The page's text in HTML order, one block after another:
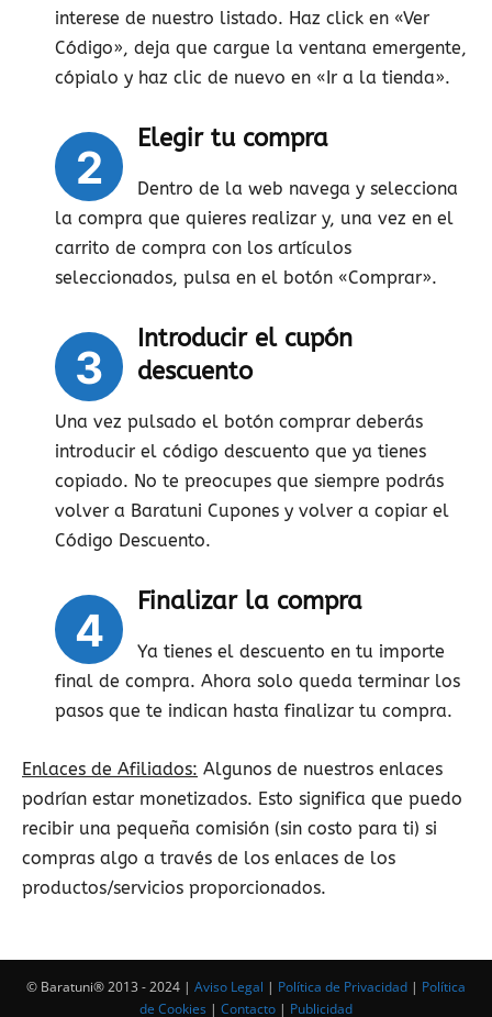
interese de nuestro listado. Haz click en «Ver
Código», deja que cargue la ventana emergente,
cópialo y haz clic de nuevo en «Ir a la tienda».
2
Elegir tu compra
Dentro de la web navega y selecciona
la compra que quieres realizar y, una vez en el
carrito de compra con los artículos
seleccionados, pulsa en el botón «Comprar».
3
Introducir el cupón
descuento
Una vez pulsado el botón comprar deberás
introducir el código descuento que ya tienes
copiado. No te preocupes que siempre podrás
volver a Baratuni Cupones y volver a copiar el
Código Descuento.
4
Finalizar la compra
Ya tienes el descuento en tu importe
final de compra. Ahora solo queda terminar los
pasos que te indican hasta finalizar tu compra.
Enlaces de Afiliados: Algunos de nuestros enlaces
podrían estar monetizados. Esto significa que puedo
recibir una pequeña comisión (sin costo para ti) si
compras algo a través de los enlaces de los
productos/servicios proporcionados.
© Baratuni®‎ 2013 - 2024 | Aviso Legal | Política de Privacidad | Política
de Cookies | Contacto | Publicidad